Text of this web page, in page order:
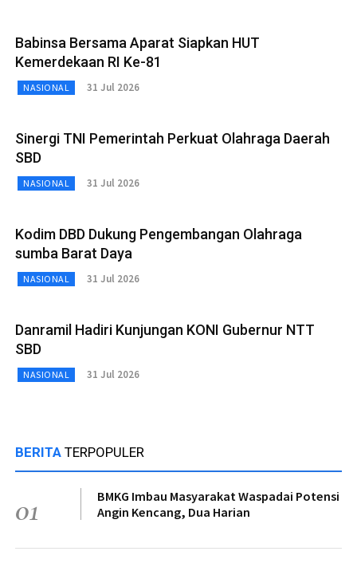
Babinsa Bersama Aparat Siapkan HUT
Kemerdekaan RI Ke-81
NASIONAL 31 Jul 2026
Sinergi TNI Pemerintah Perkuat Olahraga Daerah
SBD
NASIONAL 31 Jul 2026
Kodim DBD Dukung Pengembangan Olahraga
sumba Barat Daya
NASIONAL 31 Jul 2026
Danramil Hadiri Kunjungan KONI Gubernur NTT
SBD
NASIONAL 31 Jul 2026
BERITA TERPOPULER
01
BMKG Imbau Masyarakat Waspadai Potensi
Angin Kencang, Dua Harian